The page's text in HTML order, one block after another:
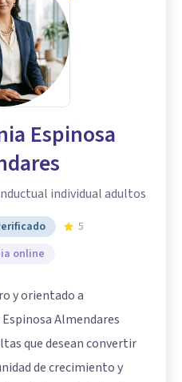
Espinosa
individual adultos
5
online
y orientado a
Almendares
que desean convertir
de crecimiento y